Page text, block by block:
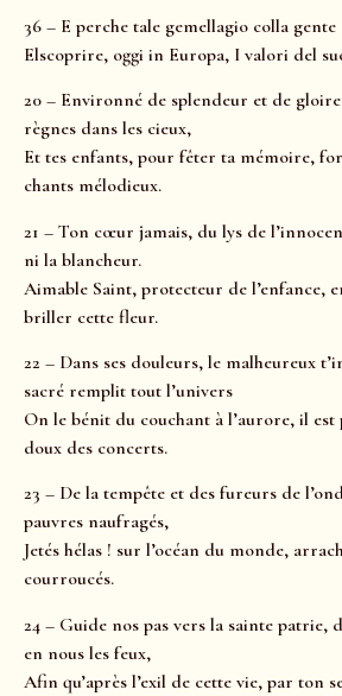
36 – E perche tale gemellagio colla
Elscoprire, oggi in Europa, I valori del
20 – Environné de splendeur et de
règnes dans les cieux,
Et tes enfants, pour fêter ta mémoire,
chants mélodieux.
21 – Ton cœur jamais, du lys de
ni la blancheur.
Aimable Saint, protecteur de l’enfance,
briller cette fleur.
22 – Dans ses douleurs, le malheureux
sacré remplit tout l’univers
On le bénit du couchant à l’aurore, il
doux des concerts.
23 – De la tempête et des fureurs de
pauvres naufragés,
Jetés hélas ! sur l’océan du monde,
courroucés.
24 – Guide nos pas vers la sainte patrie,
en nous les feux,
Afin qu’après l’exil de cette vie, par ton